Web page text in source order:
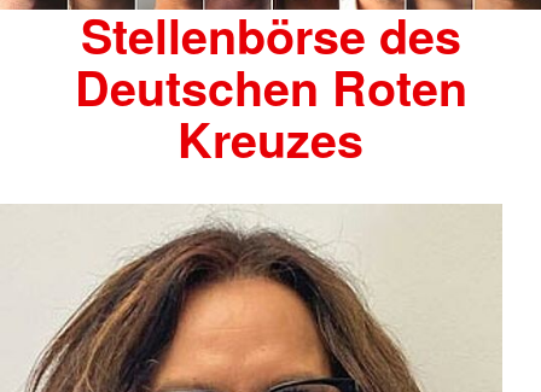
Stellenbörse des
Deutschen Roten
Kreuzes